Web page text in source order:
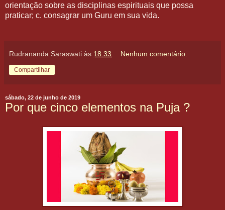
orientação sobre as disciplinas espirituais que possa
praticar; c. consagrar um Guru em sua vida.
Rudrananda Saraswati às 18:33 Nenhum comentário:
Compartilhar
sábado, 22 de junho de 2019
Por que cinco elementos na Puja ?